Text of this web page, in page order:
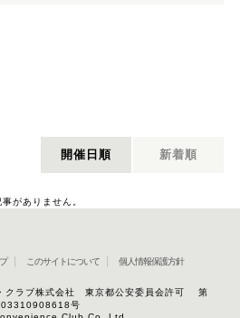
開催日順 新着順
事がありません。
このサイトについて 個人情報保護方針
クラブ株式会社 東京都公安委員会許可 第
号